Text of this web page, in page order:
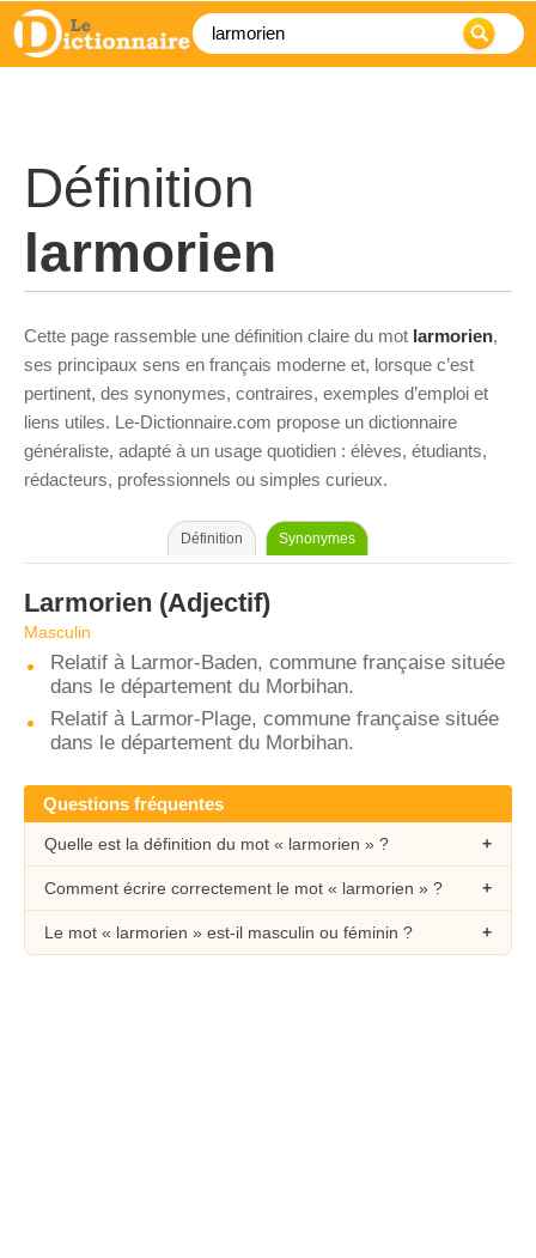
Définition
larmorien
Cette page rassemble une définition claire du mot larmorien,
ses principaux sens en français moderne et, lorsque c’est
pertinent, des synonymes, contraires, exemples d’emploi et
liens utiles. Le-Dictionnaire.com propose un dictionnaire
généraliste, adapté à un usage quotidien : élèves, étudiants,
rédacteurs, professionnels ou simples curieux.
Définition Synonymes
Larmorien (Adjectif)
Masculin
Relatif à Larmor-Baden, commune française située
dans le département du Morbihan.
Relatif à Larmor-Plage, commune française située
dans le département du Morbihan.
Questions fréquentes
Quelle est la définition du mot « larmorien » ?
Comment écrire correctement le mot « larmorien » ?
Le mot « larmorien » est-il masculin ou féminin ?